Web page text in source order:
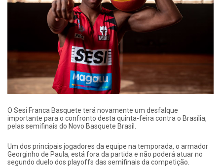
O Sesi Franca Basquete terá novamente um desfalque
importante para o confronto desta quinta-feira contra o Brasília,
pelas semifinais do Novo Basquete Brasil.
Um dos principais jogadores da equipe na temporada, o armador
Georginho de Paula, está fora da partida e não poderá atuar no
segundo duelo dos playoffs das semifinais da competição.